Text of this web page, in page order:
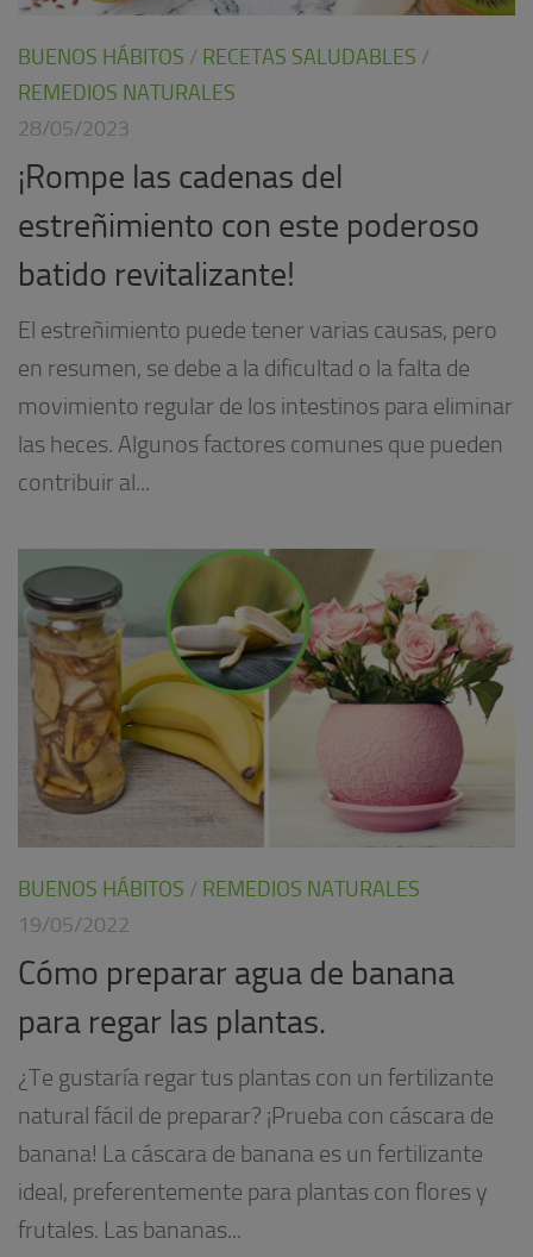
BUENOS HÁBITOS / RECETAS SALUDABLES /
REMEDIOS NATURALES
28/05/2023
¡Rompe las cadenas del
estreñimiento con este poderoso
batido revitalizante!
El estreñimiento puede tener varias causas, pero
en resumen, se debe a la dificultad o la falta de
movimiento regular de los intestinos para eliminar
las heces. Algunos factores comunes que pueden
contribuir al...
BUENOS HÁBITOS / REMEDIOS NATURALES
19/05/2022
Cómo preparar agua de banana
para regar las plantas.
¿Te gustaría regar tus plantas con un fertilizante
natural fácil de preparar? ¡Prueba con cáscara de
banana! La cáscara de banana es un fertilizante
ideal, preferentemente para plantas con flores y
frutales. Las bananas...